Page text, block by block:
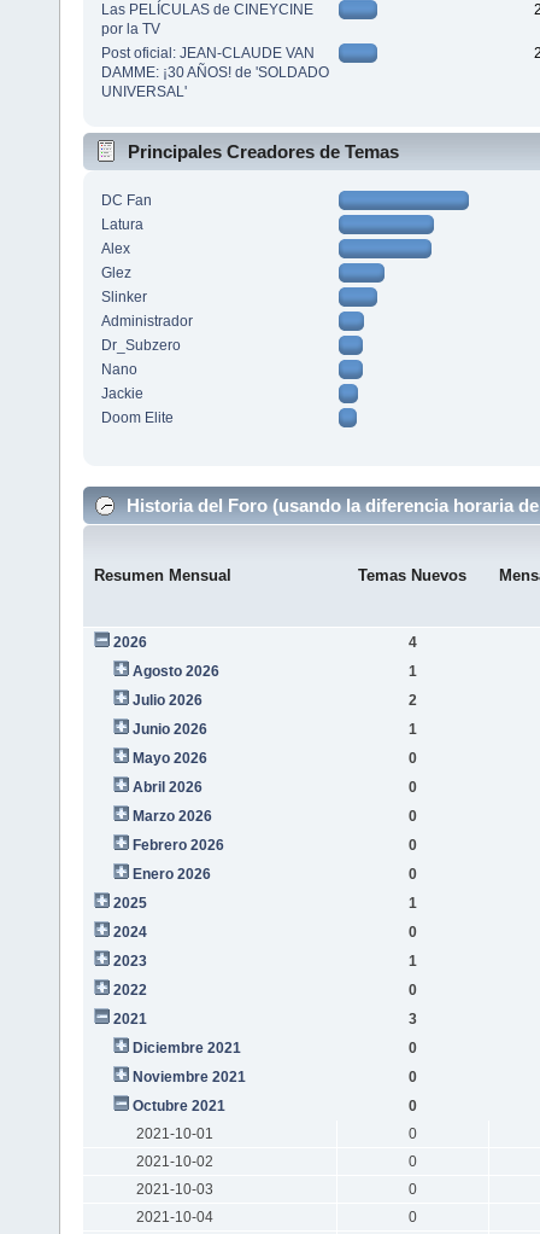
Las PELÍCULAS de CINEYCINE
por la TV
Post oficial: JEAN-CLAUDE VAN
DAMME: ¡30 AÑOS! de 'SOLDADO
UNIVERSAL'
Principales Creadores de Temas
DC Fan
Latura
Alex
Glez
Slinker
Administrador
Dr_Subzero
Nano
Jackie
Doom Elite
Historia del Foro (usando la diferencia horaria
Resumen Mensual Temas Nuevos
2026
4
Agosto 2026
1
Julio 2026
2
Junio 2026
1
Mayo 2026
0
Abril 2026
0
Marzo 2026
0
Febrero 2026
0
Enero 2026
0
2025
1
2024
0
2023
1
2022
0
2021
3
Diciembre 2021
0
Noviembre 2021
0
Octubre 2021
0
2021-10-01
0
2021-10-02
0
2021-10-03
0
2021-10-04
0